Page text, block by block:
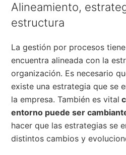
Alineamiento,
estructura
La gestión por procesos
encuentra alineada con la
organización. Es necesario
existe una estrategia que se
la empresa. También es vital
entorno puede ser
hacer que las estrategias se
distintos cambios y